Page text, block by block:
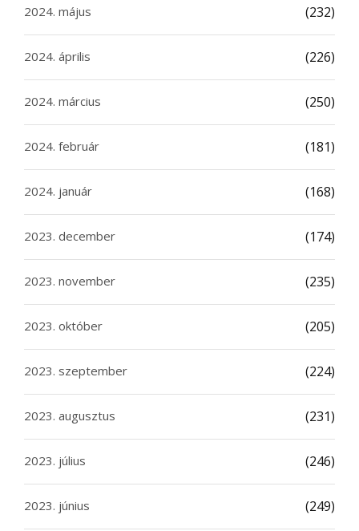
2024. május (232)
2024. április (226)
2024. március (250)
2024. február (181)
2024. január (168)
2023. december (174)
2023. november (235)
2023. október (205)
2023. szeptember (224)
2023. augusztus (231)
2023. július (246)
2023. június (249)